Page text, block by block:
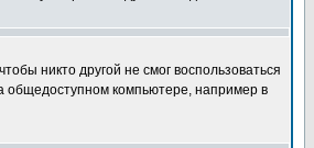
никто другой не смог воспользоваться
общедоступном компьютере, например в